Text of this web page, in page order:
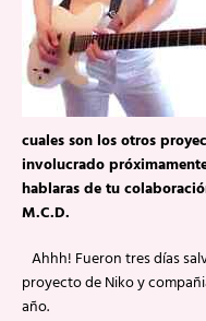
cuales son los otros
involucrado
hablaras de tu
M.C.D.
Ahhh! Fueron tres días
proyecto de Niko y
año.